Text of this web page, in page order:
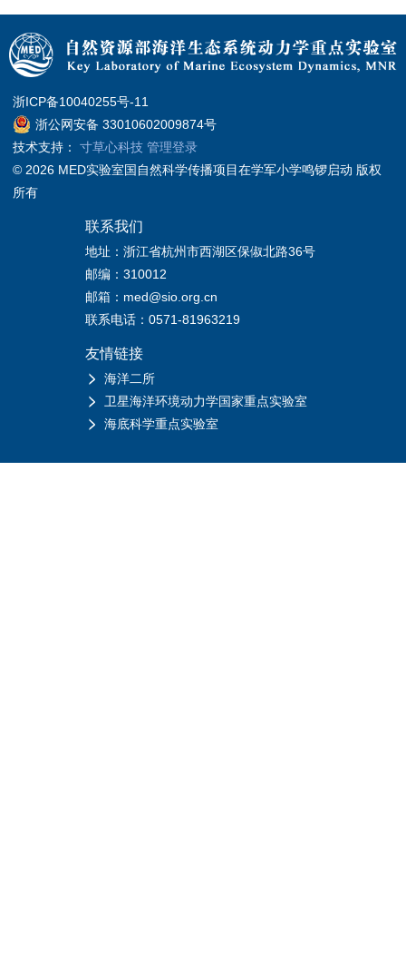
浙ICP备10040255号-11
浙公网安备 33010602009874号
技术支持：寸草心科技 管理登录
© 2026 MED实验室国自然科学传播项目在学军小学鸣锣启动 版权
所有
联系我们
地址：浙江省杭州市西湖区保俶北路36号
邮编：310012
邮箱：med@sio.org.cn
联系电话：0571-81963219
友情链接
海洋二所
卫星海洋环境动力学国家重点实验室
海底科学重点实验室